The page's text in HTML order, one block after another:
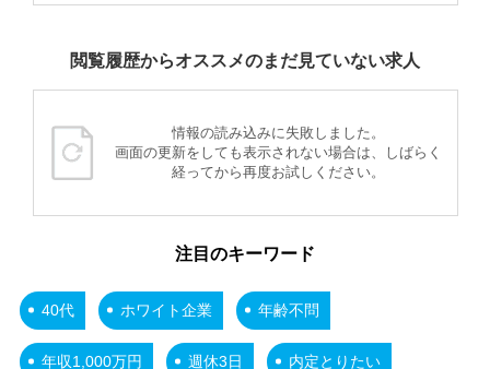
閲覧履歴からオススメのまだ見ていない求人
情報の読み込みに失敗しました。
画面の更新をしても表示されない場合は、しばらく
経ってから再度お試しください。
注目のキーワード
40代 ホワイト企業 年齢不問
年収1,000万円 週休3日 内定とりたい